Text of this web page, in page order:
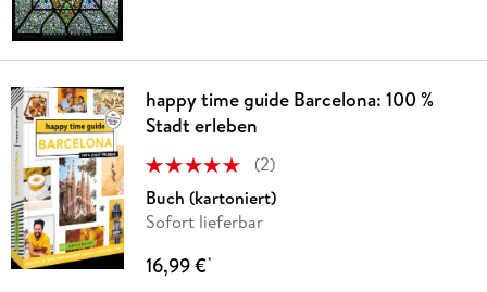
happy time guide Barcelona: 100 %
Stadt erleben
(2)
Buch (kartoniert)
Sofort lieferbar
16,99 €*